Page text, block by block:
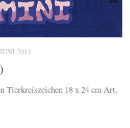
2014
Tierkreiszeichen 18 x 24 cm Art.